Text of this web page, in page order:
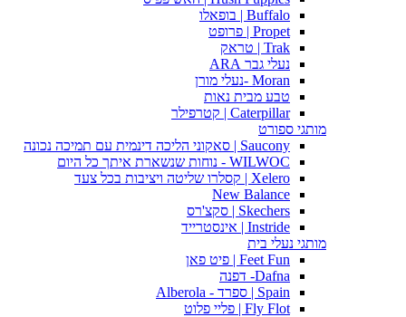
Buffalo | בופאלו
Propet | פרופט
Trak | טראק
נעלי גבר ARA
Moran -נעלי מורן
טבע מבית נאות
Caterpillar | קטרפילר
מותגי ספורט
Saucony | סאקוני הליכה דינמית עם תמיכה נכונה
WILWOC - נוחות שנשארת איתך כל היום
Xelero | קסלרו שליטה ויציבות בכל צעד
New Balance
Skechers | סקצ'רס
Instride | אינסטרייד
מותגי נעלי בית
Feet Fun | פיט פאן
Dafna- דפנה
Spain | ספרד - Alberola
Fly Flot | פליי פלוט